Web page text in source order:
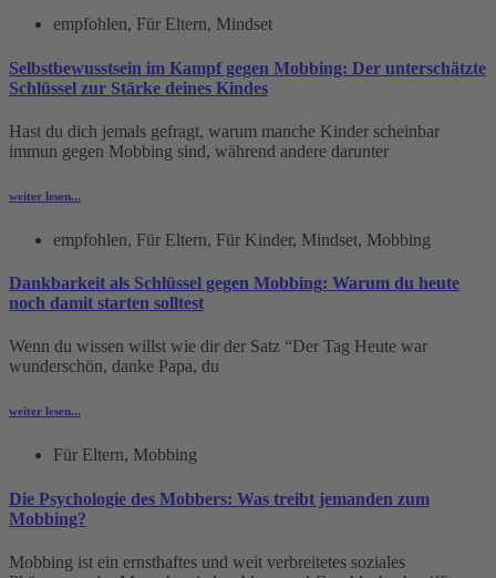
empfohlen, Für Eltern, Mindset
Selbstbewusstsein im Kampf gegen Mobbing: Der unterschätzte
Schlüssel zur Stärke deines Kindes
Hast du dich jemals gefragt, warum manche Kinder scheinbar
immun gegen Mobbing sind, während andere darunter
weiter lesen...
empfohlen, Für Eltern, Für Kinder, Mindset, Mobbing
Dankbarkeit als Schlüssel gegen Mobbing: Warum du heute
noch damit starten solltest
Wenn du wissen willst wie dir der Satz “Der Tag Heute war
wunderschön, danke Papa, du
weiter lesen...
Für Eltern, Mobbing
Die Psychologie des Mobbers: Was treibt jemanden zum
Mobbing?
Mobbing ist ein ernsthaftes und weit verbreitetes soziales